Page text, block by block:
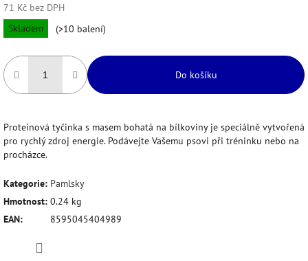
71 Kč bez DPH
Měrná
cena:
Skladem (>10 balení)
Do košíku
Proteinová tyčinka s masem bohatá na bílkoviny je speciálně vytvořená
pro rychlý zdroj energie. Podávejte Vašemu psovi při tréninku nebo na
procházce.
Kategorie: Pamlsky
Hmotnost: 0.24 kg
EAN: 8595045404989